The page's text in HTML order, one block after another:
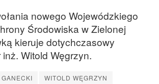
nowego Wojewódzkiego
Środowiska w Zielonej
kieruje dotychczasowy
Witold Węgrzyn.
WITOLD WĘGRZYN